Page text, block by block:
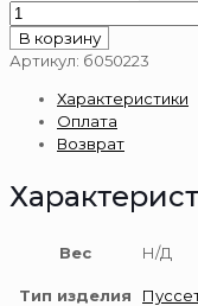
Количество
товара
Серьги
золота
пробы
В корзину
Артикул: б050223
Характеристики
Оплата
Возврат
Вес Н/Д
Тип изделия